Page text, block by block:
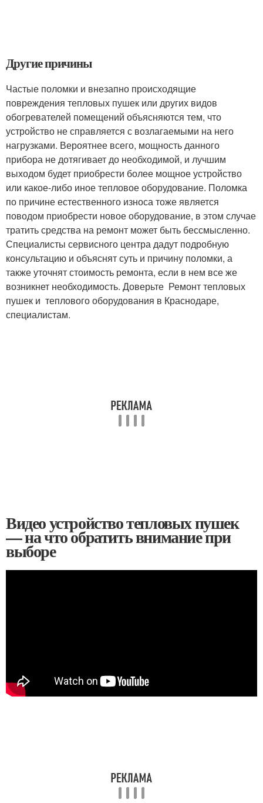
Другие причины
Частые поломки и внезапно происходящие
повреждения тепловых пушек или других видов
обогревателей помещений объясняются тем, что
устройство не справляется с возлагаемыми на него
нагрузками. Вероятнее всего, мощность данного
прибора не дотягивает до необходимой, и лучшим
выходом будет приобрести более мощное устройство
или какое-либо иное тепловое оборудование. Поломка
по причине естественного износа тоже является
поводом приобрести новое оборудование, в этом случае
тратить средства на ремонт может быть бессмысленно.
Специалисты сервисного центра дадут подробную
консультацию и объяснят суть и причину поломки, а
также уточнят стоимость ремонта, если в нем все же
возникнет необходимость. Доверьте Ремонт тепловых
пушек и теплового оборудования в Краснодаре,
специалистам.
Видео устройство тепловых пушек
— на что обратить внимание при
выборе